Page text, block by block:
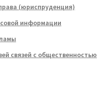
(юриспруденция)
информации
связей с общественностью